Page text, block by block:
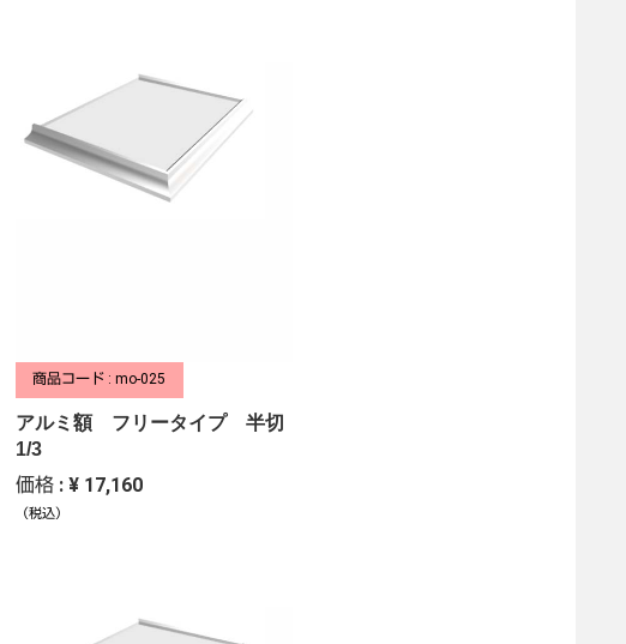
商品コード : mo-025
アルミ額 フリータイプ 半切
1/3
価格 : ¥ 17,160
（税込）